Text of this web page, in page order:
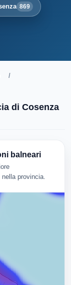
869
/
di Cosenza
balneari
provincia.